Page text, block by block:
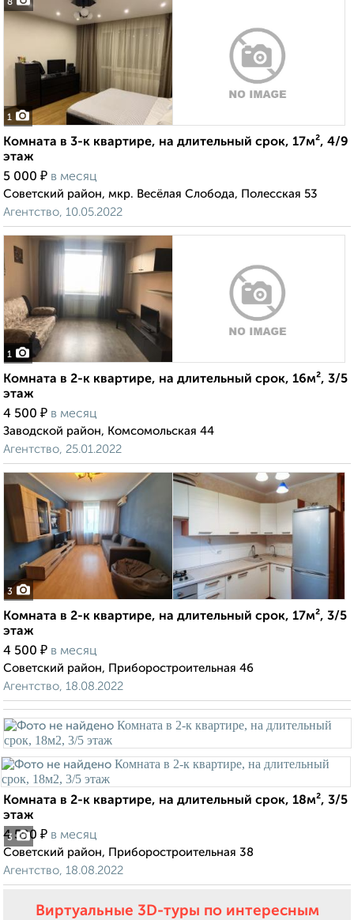
8
1
Комната в 3-к квартире, на длительный срок, 17м², 4/9
этаж
5 000 ₽ в месяц
Советский район, мкр. Весёлая Слобода, Полесская 53
Агентство, 10.05.2022
1
Комната в 2-к квартире, на длительный срок, 16м², 3/5
этаж
4 500 ₽ в месяц
Заводской район, Комсомольская 44
Агентство, 25.01.2022
3
Комната в 2-к квартире, на длительный срок, 17м², 3/5
этаж
4 500 ₽ в месяц
Советский район, Приборостроительная 46
Агентство, 18.08.2022
3
Комната в 2-к квартире, на длительный срок, 18м², 3/5
этаж
4 500 ₽ в месяц
Советский район, Приборостроительная 38
Агентство, 18.08.2022
Виртуальные 3D-туры по интересным